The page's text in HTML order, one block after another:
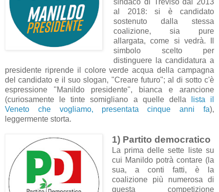
sindaco di Treviso dal 2013
al 2018: si è candidato
sostenuto dalla stessa
coalizione, sia pure
allargata, come si vedrà. Il
simbolo scelto per
distinguere la candidatura a
presidente riprende il colore verde acqua della campagna
del candidato e il suo slogan, "Creare futuro"; al di sotto c'è
espressione "Manildo presidente", bianca e arancione
(curiosamente le tinte somigliano a quelle della
lista il
Veneto che vogliamo, presentata cinque anni fa),
leggermente storta.
1) Partito democratico
La prima delle sette liste su
cui Manildo potrà contare (la
sua, a conti fatti, è la
coalizione più numerosa di
questa competizione